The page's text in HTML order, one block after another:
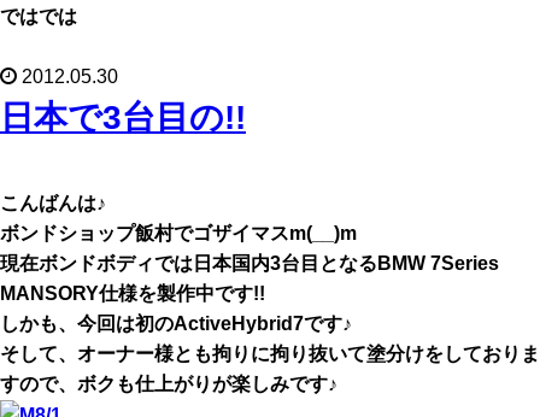
ではでは
2012.05.30
日本で3台目の!!
こんばんは♪
ボンドショップ飯村でゴザイマスm(__)m
現在ボンドボディでは日本国内3台目となるBMW 7Series
MANSORY仕様を製作中です!!
しかも、今回は初のActiveHybrid7です♪
そして、オーナー様とも拘りに拘り抜いて塗分けをしておりま
すので、ボクも仕上がりが楽しみです♪